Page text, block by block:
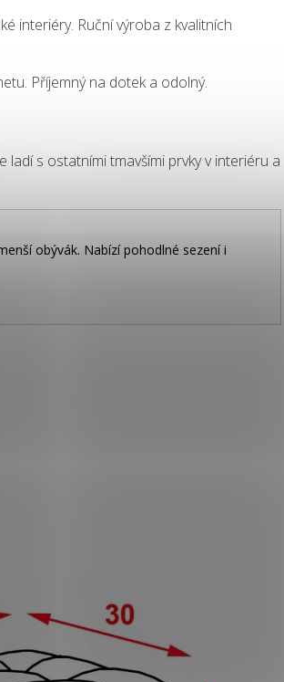
interiéry. Ruční výroba z kvalitních
Příjemný na dotek a odolný.
s ostatními tmavšími prvky v interiéru a
obývák. Nabízí pohodlné sezení i